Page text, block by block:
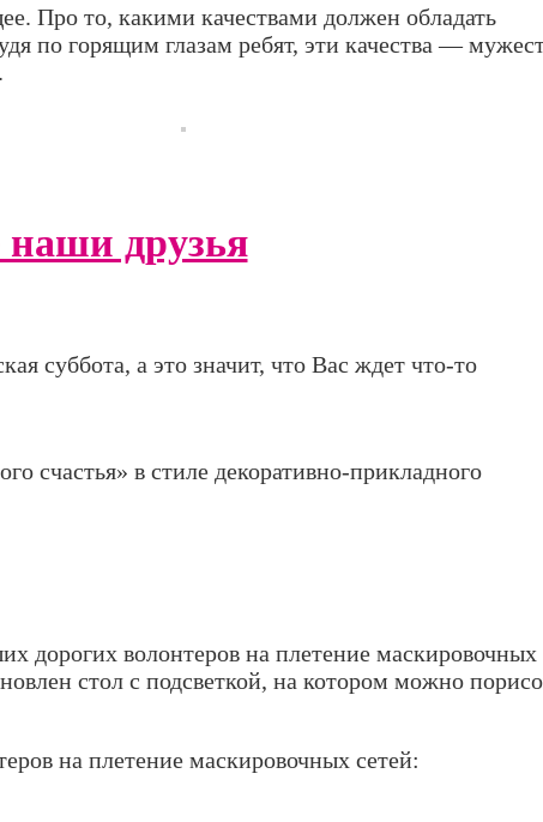
Про то, какими качествами должен обладать
по горящим глазам ребят, эти качества —
наши друзья
суббота, а это значит, что Вас ждет что-то
счастья» в стиле декоративно-прикладного
дорогих волонтеров на плетение маскировочных
стол с подсветкой, на котором можно
на плетение маскировочных сетей: